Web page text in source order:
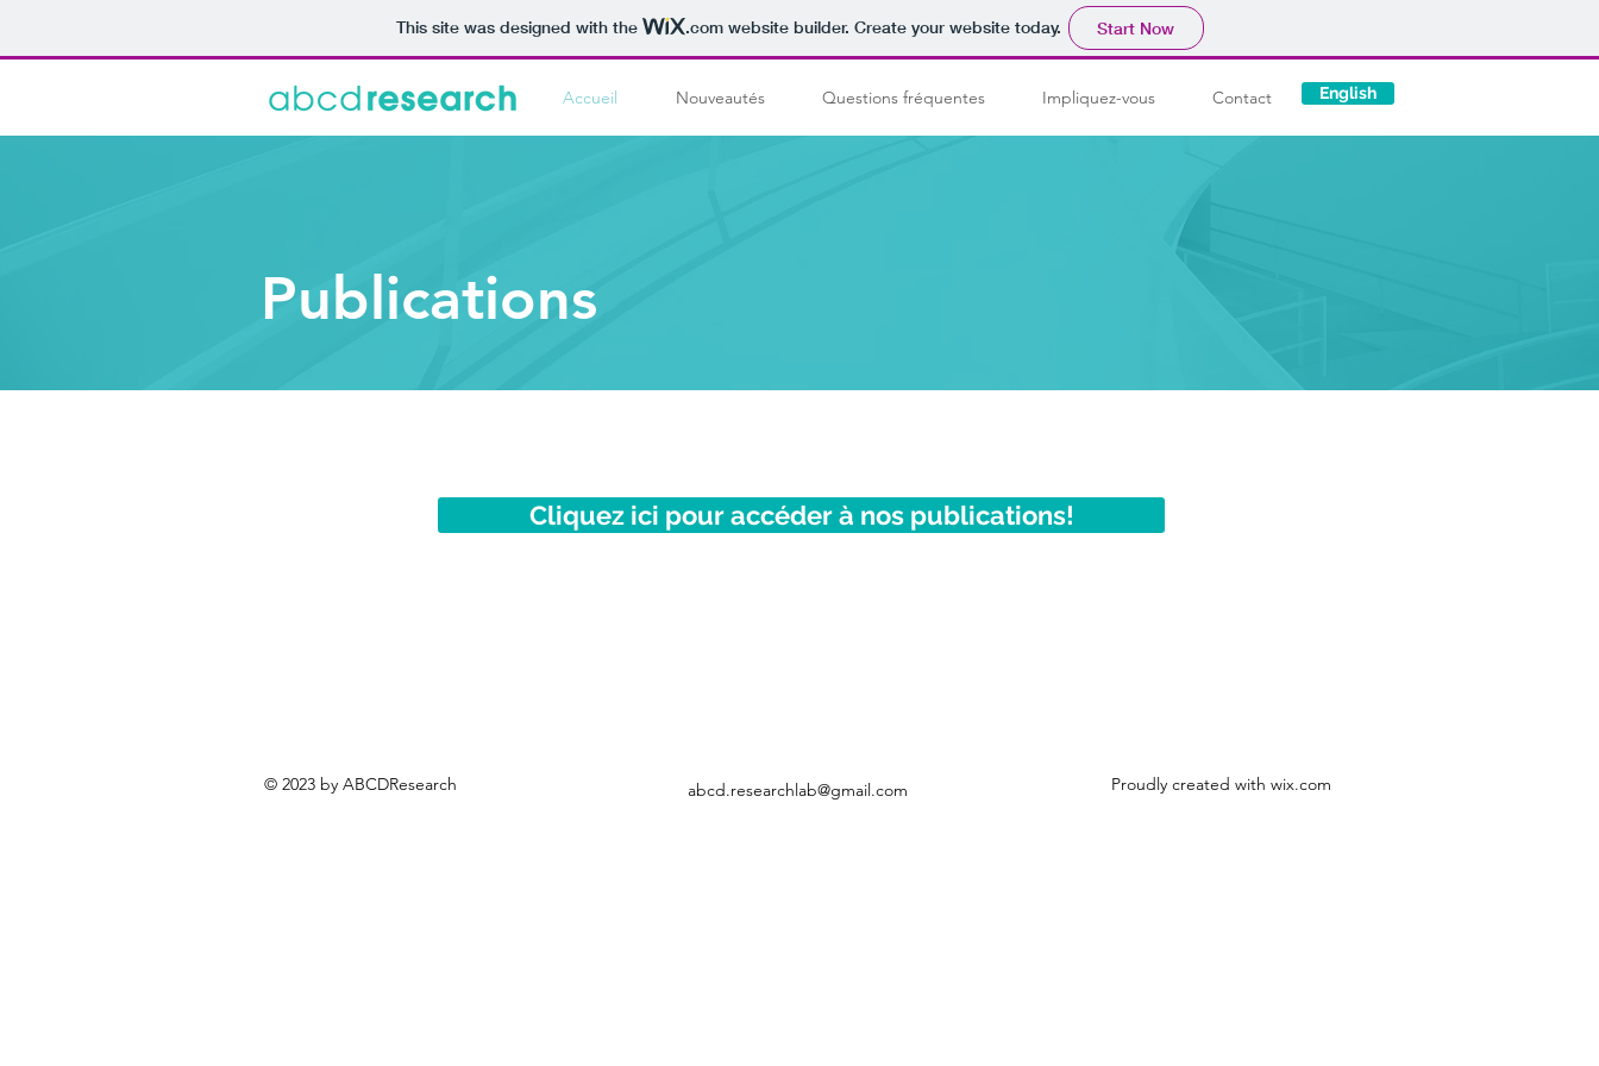
This site was designed with the .comwebsite builder. Create your website today. Start Now
Accueil Nouveautés Questions fréquentes Impliquez-vous Contact English
Publications
Cliquez ici pour accéder à nos publications!
© 2023 by ABCDResearch abcd.researchlab@gmail.com Proudly created with wix.com